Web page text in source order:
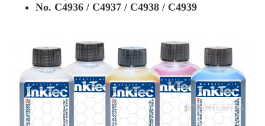
No. C4936 / C4937 / C4938 / C4939